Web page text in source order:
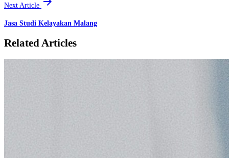
Next Article
Jasa Studi Kelayakan Malang
Related Articles